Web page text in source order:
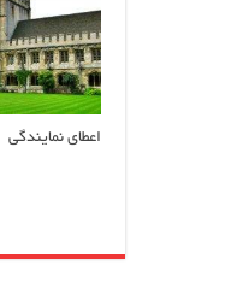
اعطای نمایندگی